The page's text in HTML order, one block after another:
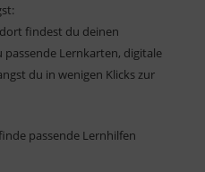
findest du deinen
Lernkarten, digitale
du in wenigen Klicks zur
passende Lernhilfen